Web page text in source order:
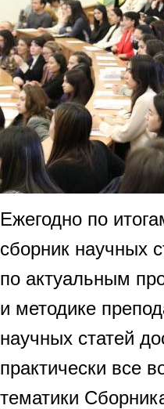
Ежегодно по
сборник научных
по актуальным
и методике
научных статей
практически все
тематики